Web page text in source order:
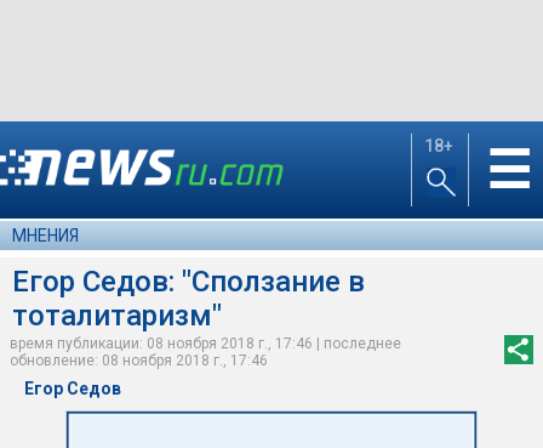
18+ ☰
МНЕНИЯ
Егор Седов: "Сползание в
тоталитаризм"
время публикации: 08 ноября 2018 г., 17:46 | последнее
обновление: 08 ноября 2018 г., 17:46
Егор Седов